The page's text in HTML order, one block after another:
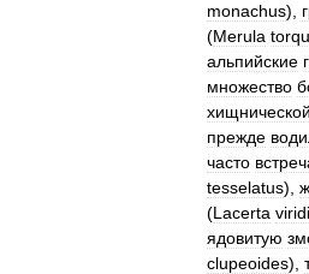
monachus),
(Merula
альпийские
множество
хищнической
прежде
часто
tesselatus),
(Lacerta
ядовитую
clupeoides),